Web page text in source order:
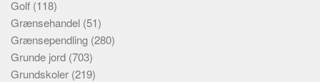
Golf (118)
Grænsehandel (51)
Grænsependling (280)
Grunde jord (703)
Grundskoler (219)